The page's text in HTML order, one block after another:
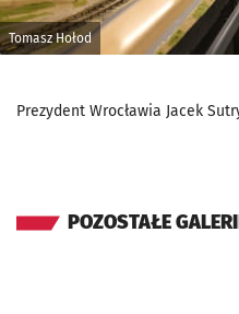
Tomasz Hołod
Prezydent Wrocławia Jacek
POZOSTAŁE